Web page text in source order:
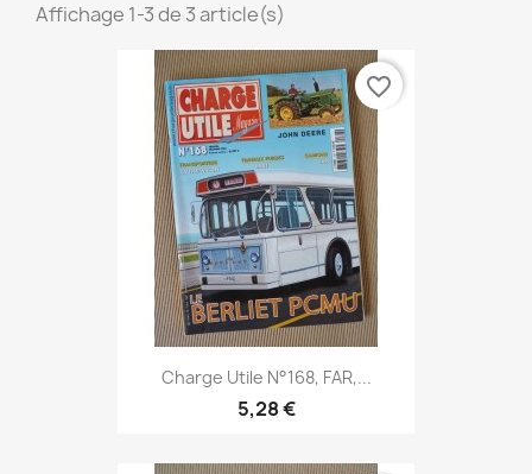
Affichage 1-3 de 3 article(s)
Charge Utile N°168, FAR,...
5,28 €
favorite_border